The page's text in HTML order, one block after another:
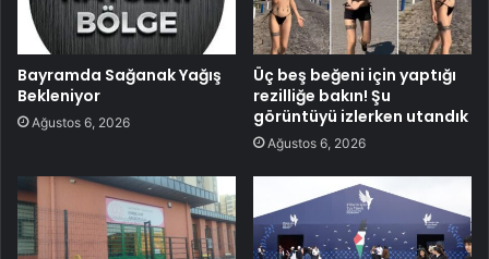
Bayramda Sağanak Yağış
Bekleniyor
Ağustos 6, 2026
Üç beş beğeni için yaptığı
rezilliğe bakın! Şu
görüntüyü izlerken utandık
Ağustos 6, 2026